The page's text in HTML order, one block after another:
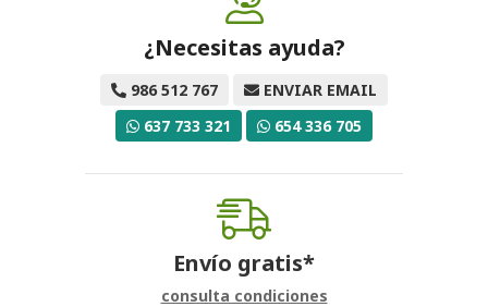
¿Necesitas ayuda?
986 512 767
ENVIAR EMAIL
637 733 321
654 336 705
Envío gratis*
consulta condiciones